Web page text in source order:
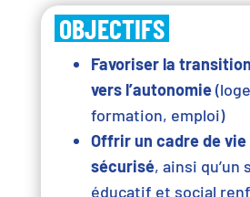
OBJECTIFS
Favoriser la
vers l’autonomie
formation, emploi)
Offrir un cadre de
sécurisé, ainsi qu’un
éducatif et social